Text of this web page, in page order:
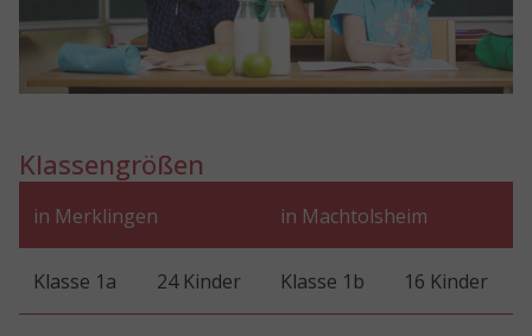
Klassengrößen
in Merklingen in Machtolsheim
Klasse 1a 24 Kinder Klasse 1b 16 Kinder